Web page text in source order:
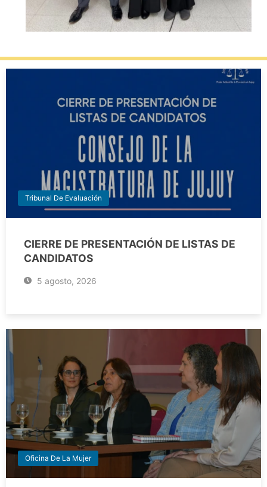
Tribunal De Evaluación
CIERRE DE PRESENTACIÓN DE LISTAS DE
CANDIDATOS
5 agosto, 2026
Oficina De La Mujer